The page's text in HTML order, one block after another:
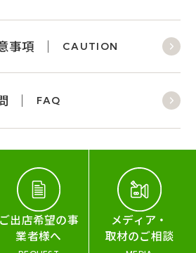
事項 CAUTION
FAQ
ご出店希望の事
業者様へ
メディア・
取材のご相談